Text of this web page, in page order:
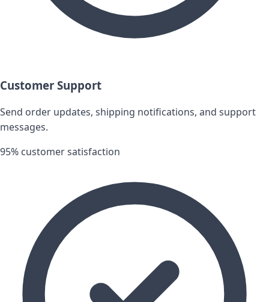
Customer Support
Send order updates, shipping notifications, and support
messages.
95% customer satisfaction